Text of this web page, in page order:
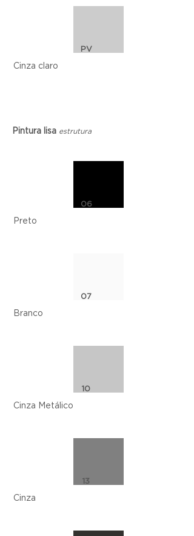
PV
Cinza claro
Pintura lisa estrutura
06
Preto
07
Branco
10
Cinza Metálico
13
Cinza